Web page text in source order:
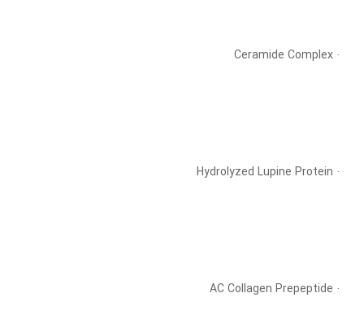
· Ceramide Complex
· Hydrolyzed Lupine Protein
· AC Collagen Prepeptide